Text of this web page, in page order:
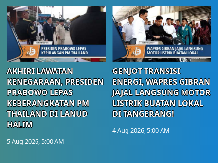
AKHIRI LAWATAN
KENEGARAAN, PRESIDEN
PRABOWO LEPAS
KEBERANGKATAN PM
THAILAND DI LANUD
HALIM
5 Aug 2026, 5:00 AM
GENJOT TRANSISI
ENERGI, WAPRES GIBRAN
JAJAL LANGSUNG MOTOR
LISTRIK BUATAN LOKAL
DI TANGERANG!
4 Aug 2026, 5:00 AM